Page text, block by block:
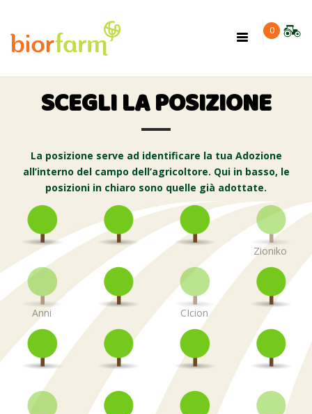
0
Toggle
SCEGLI LA POSIZIONE
La posizione serve ad identificare la tua Adozione
all’interno del campo dell’agricoltore. Qui in basso, le
posizioni in chiaro sono quelle già adottate.
Zioniko
Anni CIcion